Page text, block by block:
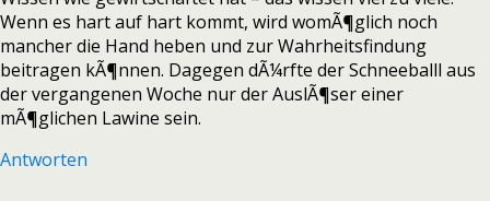
Wenn es hart auf hart kommt, wird womÃ¶glich noch
mancher die Hand heben und zur Wahrheitsfindung
beitragen kÃ¶nnen. Dagegen dÃ¼rfte der Schneeballl aus
der vergangenen Woche nur der AuslÃ¶ser einer
mÃ¶glichen Lawine sein.
Antworten